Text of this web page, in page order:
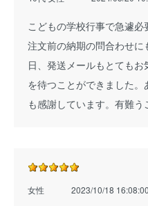
こどもの学校行事で急遽必
注文前の納期の問合わせ
日、発送メールもとても
を待つことができました
も感謝しています。有難う
女性 2023/10/18 16:08:00